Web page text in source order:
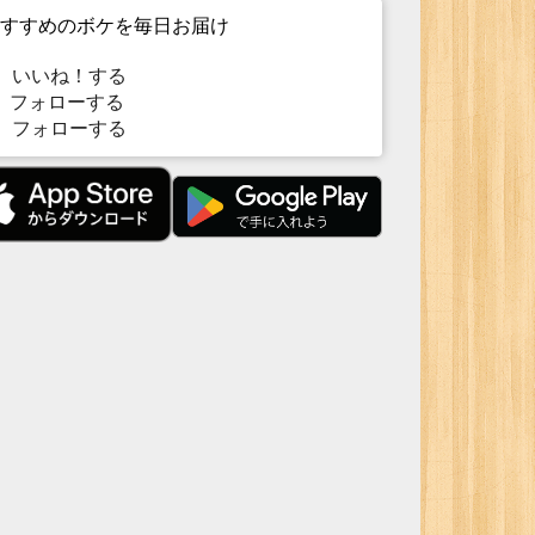
すめのボケを毎日お届け
いいね！する
ォローする
フォローする